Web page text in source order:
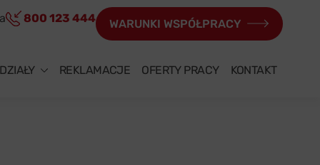
800 123 444 WARUNKI WSPÓŁPRACY
REKLAMACJE OFERTY PRACY KONTAKT